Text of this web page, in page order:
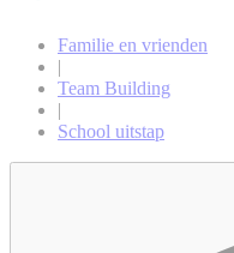
Familie en vrienden
|
Team Building
|
School uitstap